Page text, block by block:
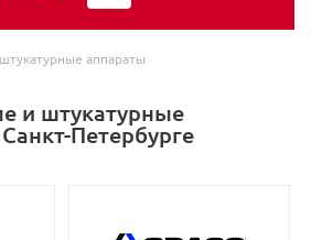
аппараты
и штукатурные
Петербурге